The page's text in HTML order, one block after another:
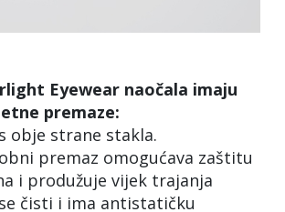
Eyewear naočala imaju
premaze:
obje strane stakla.
premaz omogućava zaštitu
i produžuje vijek trajanja
čisti i ima antistatičku